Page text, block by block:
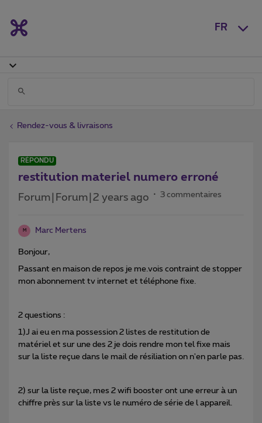
FR
Rendez-vous & livraisons
RÉPONDU
restitution materiel numero erroné
Forum|Forum|2 years ago 3 commentaires
M Marc Mertens
Bonjour,
Passant en maison de repos je me.vois contraint de stopper
mon abonnement tv internet et téléphone fixe.
2 questions :
1)J ai eu en ma possession 2 listes de restitution de
matériel et sur une des 2 je dois rendre mon tel fixe mais
sur la liste reçue dans le mail de résiliation on n'en parle pas.
2) sur la liste reçue, mes 2 wifi booster ont une erreur à un
chiffre près sur la liste vs le numéro de série de l appareil.